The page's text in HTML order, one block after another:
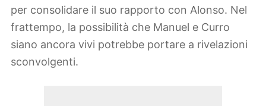
per consolidare il suo rapporto con Alonso. Nel
frattempo, la possibilità che Manuel e Curro
siano ancora vivi potrebbe portare a rivelazioni
sconvolgenti.